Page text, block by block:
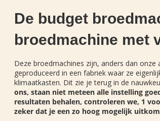
De budget
broedmachine met
Deze broedmachines zijn, anders dan
geproduceerd in een fabriek waar ze
klimaatkasten. Dit zie je terug in de
ons, staan niet meteen alle instelling
resultaten behalen, controleren we, 1
zeker dat je een zo hoog mogelijk